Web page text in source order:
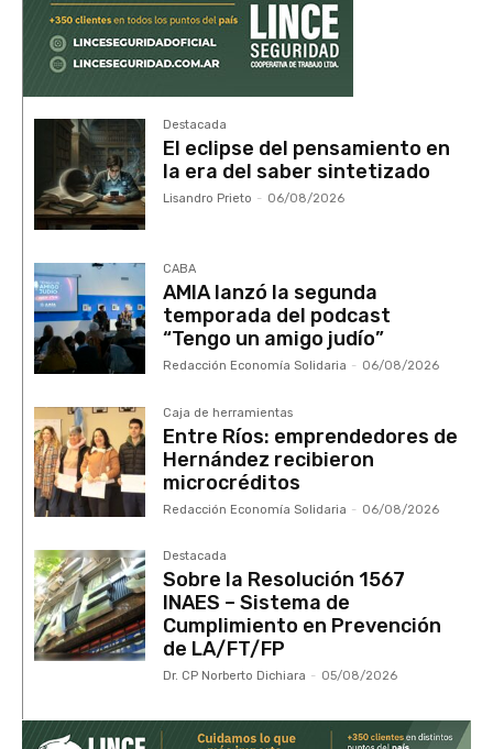
Destacada
El eclipse del pensamiento en
la era del saber sintetizado
Lisandro Prieto - 06/08/2026
CABA
AMIA lanzó la segunda
temporada del podcast
“Tengo un amigo judío”
Redacción Economía Solidaria - 06/08/2026
Caja de herramientas
Entre Ríos: emprendedores de
Hernández recibieron
microcréditos
Redacción Economía Solidaria - 06/08/2026
Destacada
Sobre la Resolución 1567
INAES – Sistema de
Cumplimiento en Prevención
de LA/FT/FP
Dr. CP Norberto Dichiara - 05/08/2026